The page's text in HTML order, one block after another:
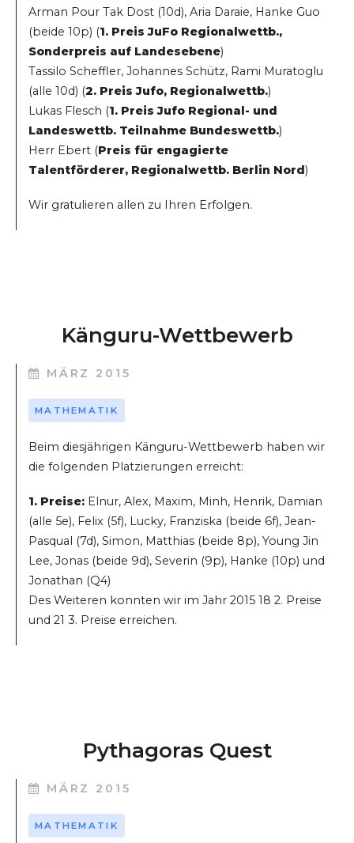
Arman Pour Tak Dost (10d), Aria Daraie, Hanke Guo
(beide 10p) (1. Preis JuFo Regionalwettb.,
Sonderpreis auf Landesebene)
Tassilo Scheffler, Johannes Schütz, Rami Muratoglu
(alle 10d) (2. Preis Jufo, Regionalwettb.)
Lukas Flesch (1. Preis Jufo Regional- und
Landeswettb. Teilnahme Bundeswettb.)
Herr Ebert (Preis für engagierte
Talentförderer, Regionalwettb. Berlin Nord)
Wir gratulieren allen zu Ihren Erfolgen.
Känguru-Wettbewerb
MÄRZ 2015
MATHEMATIK
Beim diesjährigen Känguru-Wettbewerb haben wir
die folgenden Platzierungen erreicht:
1. Preise: Elnur, Alex, Maxim, Minh, Henrik, Damian
(alle 5e), Felix (5f), Lucky, Franziska (beide 6f), Jean-
Pasqual (7d), Simon, Matthias (beide 8p), Young Jin
Lee, Jonas (beide 9d), Severin (9p), Hanke (10p) und
Jonathan (Q4)
Des Weiteren konnten wir im Jahr 2015 18 2. Preise
und 21 3. Preise erreichen.
Pythagoras Quest
MÄRZ 2015
MATHEMATIK